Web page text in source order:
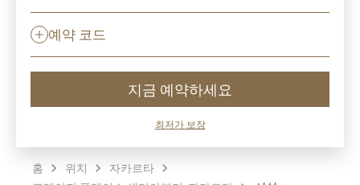
예약 코드
지금 예약하세요
최저가 보장
홈 위치
자카르타